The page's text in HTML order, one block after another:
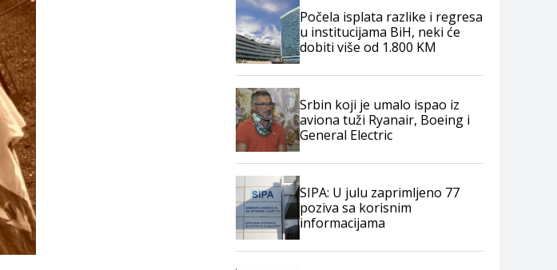
Počela isplata razlike i regresa
u institucijama BiH, neki će
dobiti više od 1.800 KM
Srbin koji je umalo ispao iz
aviona tuži Ryanair, Boeing i
General Electric
SIPA: U julu zaprimljeno 77
poziva sa korisnim
informacijama